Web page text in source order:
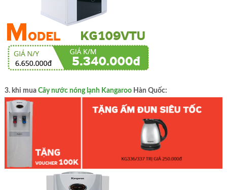
3. khi mua Cây nước nóng lạnh KangarooHàn Quốc: